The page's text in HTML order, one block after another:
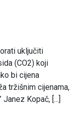
uključiti
(CO2) koji
bi cijena
tržišnim cijenama,
Kopač, [...]